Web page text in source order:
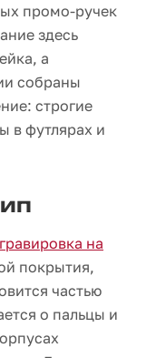
промо-ручек
здесь
а
собраны
строгие
в футлярах и
на
покрытия,
частью
о пальцы и